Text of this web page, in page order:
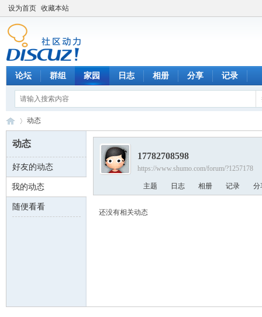
设为首页 收藏本站
论坛 群组 家园 日志 相册 分享 记录
数 ›
动态
动态
好友的动态
我的动态
随便看看
17782708598
https://www.shumo.com/forum/?1257178
主题 日志 相册 记录 分
还没有相关动态